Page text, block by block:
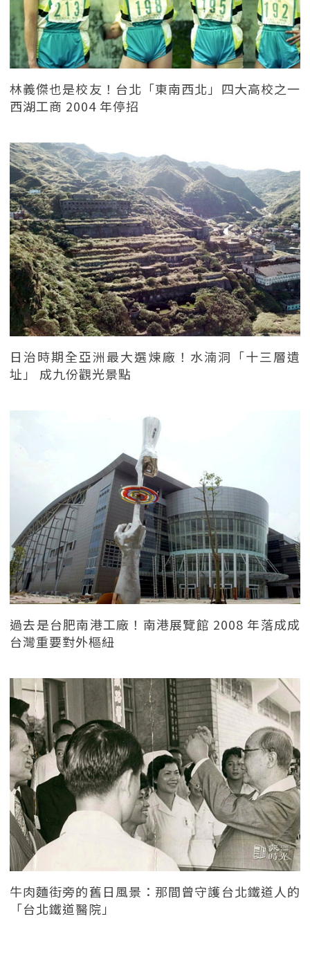
林義傑也是校友！台北「東南西北」四大高校之一
西湖工商 2004 年停招
日治時期全亞洲最大選煉廠！水湳洞「十三層遺
址」 成九份觀光景點
過去是台肥南港工廠！南港展覽館 2008 年落成成
台灣重要對外樞紐
牛肉麵街旁的舊日風景：那間曾守護台北鐵道人的
「台北鐵道醫院」